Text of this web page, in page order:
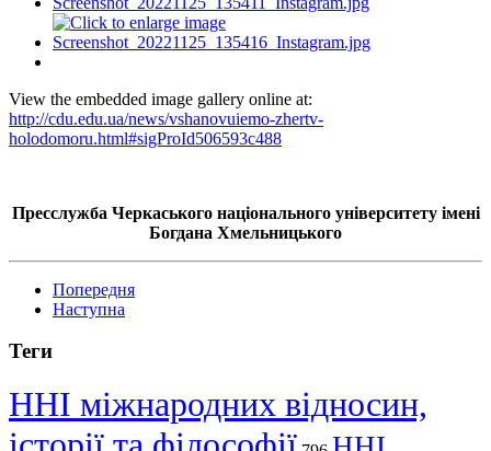
View the embedded image gallery online at:
http://cdu.edu.ua/news/vshanovuiemo-zhertv-
holodomoru.html#sigProId506593c488
Пресслужба Черкаського національного університету імені
Богдана Хмельницького
Попередня
Наступна
Теги
ННІ міжнародних відносин,